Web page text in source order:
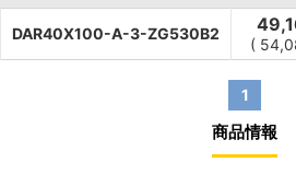
DAR40X100-A-3-ZG530B2
(
1
商品情報